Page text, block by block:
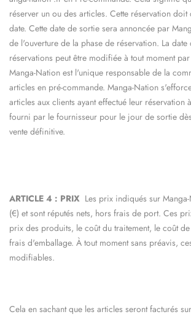
réserver un ou des articles. Cette réservation
date. Cette date de sortie sera annoncée par
de l'ouverture de la phase de réservation. La date
réservations peut être modifiée à tout moment par
Manga-Nation est l'unique responsable de la
articles en pré-commande. Manga-Nation
articles aux clients ayant effectué leur réservation
fourni par le fournisseur pour le jour de sortie
vente définitive.
ARTICLE 4 : PRIX Les prix indiqués sur
(€) et sont réputés nets, hors frais de port. Ces
prix des produits, le coût du traitement, le coût de
frais d'emballage. À tout moment sans préavis,
modifiables.
Cela en sachant que les articles seront facturés